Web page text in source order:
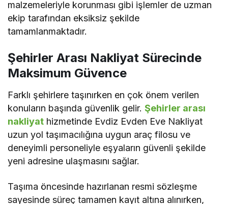
malzemeleriyle korunması gibi işlemler de uzman
ekip tarafından eksiksiz şekilde
tamamlanmaktadır.
Şehirler Arası Nakliyat Sürecinde
Maksimum Güvence
Farklı şehirlere taşınırken en çok önem verilen
konuların başında güvenlik gelir.Şehirler arası
nakliyat hizmetinde Evdiz Evden Eve Nakliyat
uzun yol taşımacılığına uygun araç filosu ve
deneyimli personeliyle eşyaların güvenli şekilde
yeni adresine ulaşmasını sağlar.
Taşıma öncesinde hazırlanan resmi sözleşme
sayesinde süreç tamamen kayıt altına alınırken,